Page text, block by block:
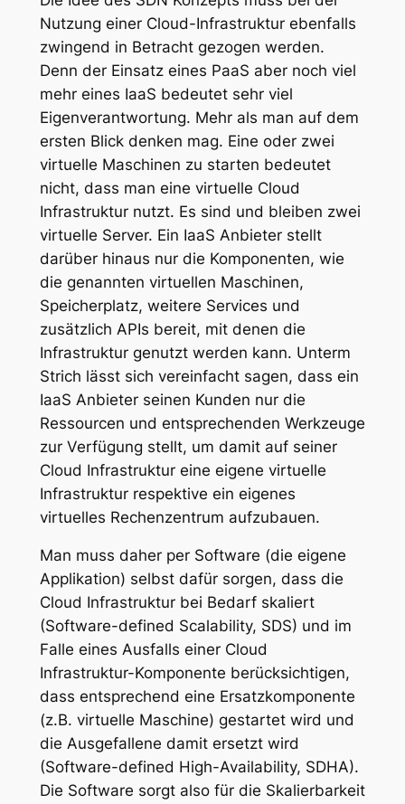
Nutzung einer Cloud-Infrastruktur ebenfalls
zwingend in Betracht gezogen werden.
Denn der Einsatz eines PaaS aber noch viel
mehr eines IaaS bedeutet sehr viel
Eigenverantwortung. Mehr als man auf dem
ersten Blick denken mag. Eine oder zwei
virtuelle Maschinen zu starten bedeutet
nicht, dass man eine virtuelle Cloud
Infrastruktur nutzt. Es sind und bleiben zwei
virtuelle Server. Ein IaaS Anbieter stellt
darüber hinaus nur die Komponenten, wie
die genannten virtuellen Maschinen,
Speicherplatz, weitere Services und
zusätzlich APIs bereit, mit denen die
Infrastruktur genutzt werden kann. Unterm
Strich lässt sich vereinfacht sagen, dass ein
IaaS Anbieter seinen Kunden nur die
Ressourcen und entsprechenden Werkzeuge
zur Verfügung stellt, um damit auf seiner
Cloud Infrastruktur eine eigene virtuelle
Infrastruktur respektive ein eigenes
virtuelles Rechenzentrum aufzubauen.
Man muss daher per Software (die eigene
Applikation) selbst dafür sorgen, dass die
Cloud Infrastruktur bei Bedarf skaliert
(Software-defined Scalability, SDS) und im
Falle eines Ausfalls einer Cloud
Infrastruktur-Komponente berücksichtigen,
dass entsprechend eine Ersatzkomponente
(z.B. virtuelle Maschine) gestartet wird und
die Ausgefallene damit ersetzt wird
(Software-defined High-Availability, SDHA).
Die Software sorgt also für die Skalierbarkeit